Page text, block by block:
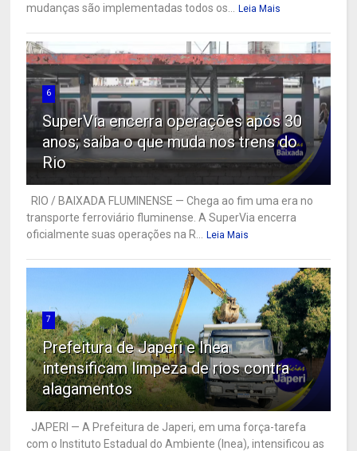
mudanças são implementadas todos os...
Leia Mais
6
SuperVia encerra operações após 30
anos; saiba o que muda nos trens do
Rio
RIO / BAIXADA FLUMINENSE — Chega ao fim uma era no
transporte ferroviário fluminense. A SuperVia encerra
oficialmente suas operações na R...
Leia Mais
7
Prefeitura de Japeri e Inea
intensificam limpeza de rios contra
alagamentos
JAPERI — A Prefeitura de Japeri, em uma força-tarefa
com o Instituto Estadual do Ambiente (Inea), intensificou as